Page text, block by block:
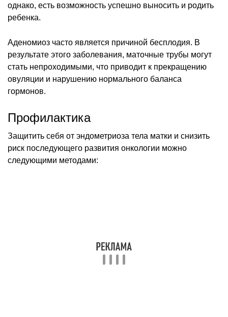
однако, есть возможность успешно выносить и родить
ребенка.
Аденомиоз часто является причиной бесплодия. В
результате этого заболевания, маточные трубы могут
стать непроходимыми, что приводит к прекращению
овуляции и нарушению нормального баланса
гормонов.
Профилактика
Защитить себя от эндометриоза тела матки и снизить
риск последующего развития онкологии можно
следующими методами: